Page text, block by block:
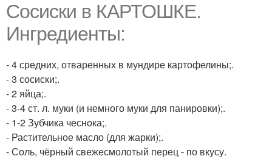
Сосиски в КАРТОШКЕ.
Ингредиенты:
- 4 средних, отваренных в мундире картофелины;.
- 3 сосиски;.
- 2 яйца;.
- 3-4 ст. л. муки (и немного муки для панировки);.
- 1-2 Зубчика чеснока;.
- Растительное масло (для жарки);.
- Соль, чёрный свежесмолотый перец - по вкусу.